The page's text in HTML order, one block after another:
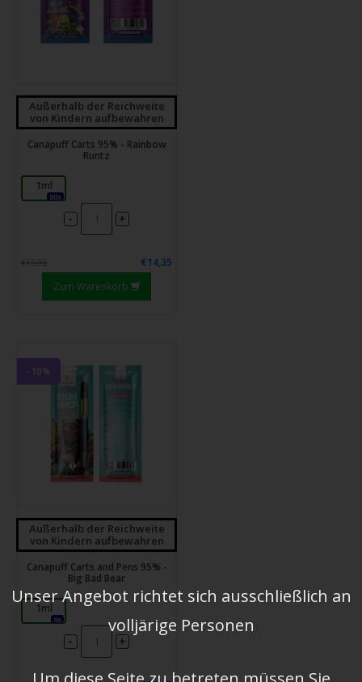
Außerhalb der Reichweite
von Kindern aufbewahren
Canapuff Carts 95% - Rainbow
Runtz
1ml
80x
- +
€15,95
€14,35
Zum Warenkorb
-10%
Außerhalb der Reichweite
von Kindern aufbewahren
Canapuff Carts and Pens 95% -
Big Bad Bear
1ml
9x
- +
Unser Angebot richtet sich ausschließlich an
volljärige Personen